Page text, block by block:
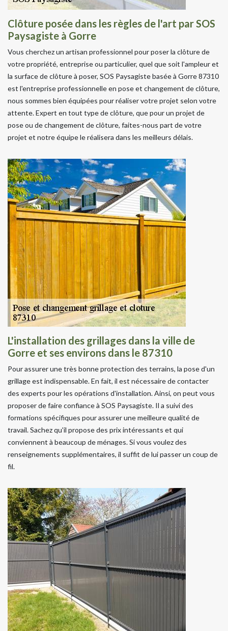
Clôture posée dans les règles de l'art par SOS
Paysagiste à Gorre
Vous cherchez un artisan professionnel pour poser la clôture de
votre propriété, entreprise ou particulier, quel que soit l'ampleur et
la surface de clôture à poser, SOS Paysagiste basée à Gorre 87310
est l'entreprise professionnelle en pose et changement de clôture,
nous sommes bien équipées pour réaliser votre projet selon votre
attente. Expert en tout type de clôture, que pour un projet de
pose ou de changement de clôture, faites-nous part de votre
projet et notre équipe le réalisera dans les meilleurs délais.
L'installation des grillages dans la ville de
Gorre et ses environs dans le 87310
Pour assurer une très bonne protection des terrains, la pose d'un
grillage est indispensable. En fait, il est nécessaire de contacter
des experts pour les opérations d'installation. Ainsi, on peut vous
proposer de faire confiance à SOS Paysagiste. Il a suivi des
formations spécifiques pour assurer une meilleure qualité de
travail. Sachez qu'il propose des prix intéressants et qui
conviennent à beaucoup de ménages. Si vous voulez des
renseignements supplémentaires, il suffit de lui passer un coup de
fil.